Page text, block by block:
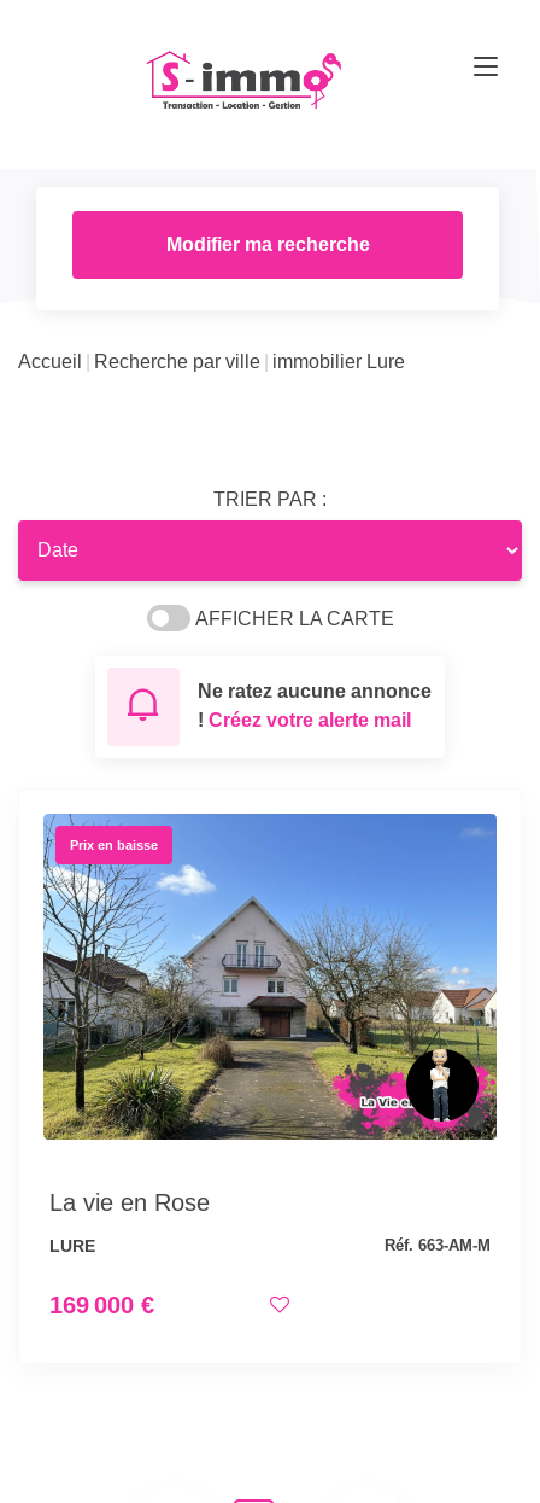
Modifier ma recherche
Accueil Recherche par ville immobilier Lure
TRIER PAR :
AFFICHER LA CARTE
Ne ratez aucune annonce
! Créez votre alerte mail
Prix en baisse
La vie en Rose
LURE Réf. 663-AM-M
169 000 €